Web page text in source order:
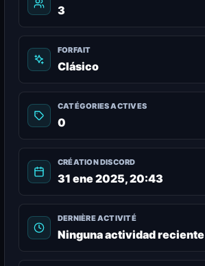
3
FORFAIT
Clásico
CATÉGORIES ACTIVES
0
CRÉATION DISCORD
31 ene 2025, 20:43
DERNIÈRE ACTIVITÉ
Ninguna actividad reciente